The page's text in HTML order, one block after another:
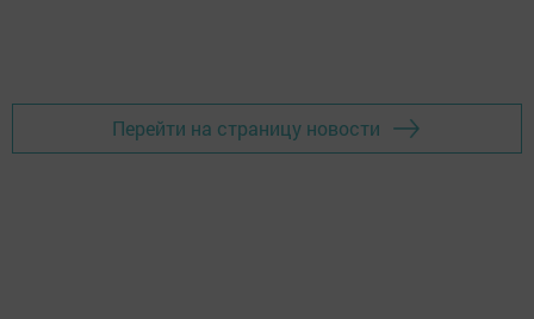
Перейти на страницу новости